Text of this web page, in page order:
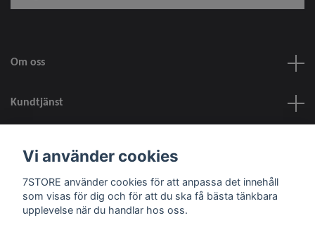
Om oss
Kundtjänst
Sociala medier
Vi använder cookies
7STORE använder cookies för att anpassa det innehåll
som visas för dig och för att du ska få bästa tänkbara
upplevelse när du handlar hos oss.